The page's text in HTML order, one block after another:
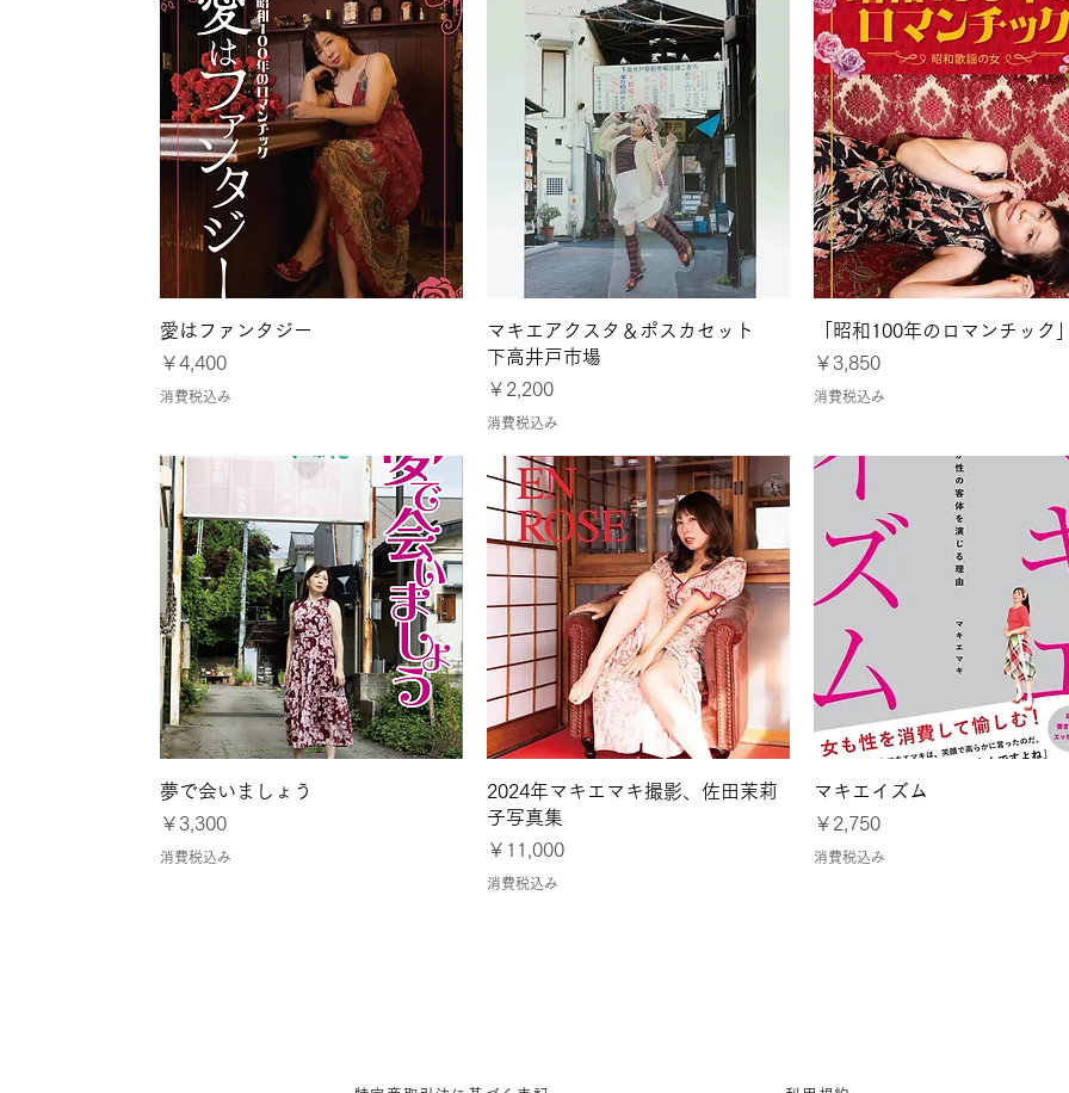
クイックビュー
愛はファンタジー
価格
￥4,400
消費税込み
クイックビュー
マキエアクスタ＆ポスカセット
下高井戸市場
価格
￥2,200
消費税込み
クイックビュー
「昭和100年のロマンチック」
価格
￥3,850
消費税込み
クイックビュー
夢で会いましょう
価格
￥3,300
消費税込み
クイックビュー
2024年マキエマキ撮影、佐田茉莉
子写真集
価格
￥11,000
消費税込み
クイックビュー
マキエイズム
価格
￥2,750
消費税込み